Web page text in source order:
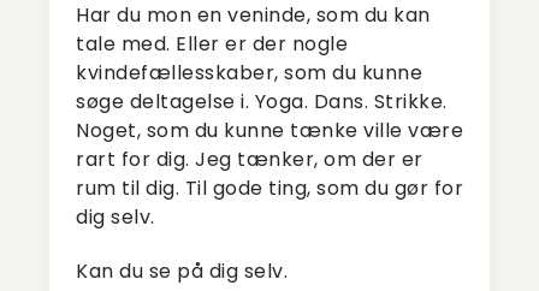
Har du mon en veninde, som du kan
tale med. Eller er der nogle
kvindefællesskaber, som du kunne
søge deltagelse i. Yoga. Dans. Strikke.
Noget, som du kunne tænke ville være
rart for dig. Jeg tænker, om der er
rum til dig. Til gode ting, som du gør for
dig selv.
Kan du se på dig selv.